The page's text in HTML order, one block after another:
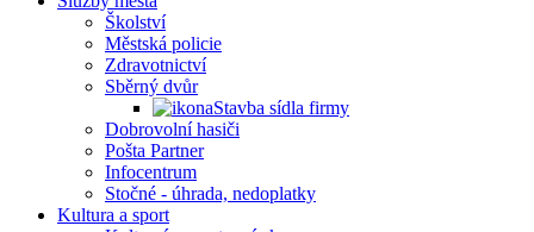
Školství
Městská policie
Zdravotnictví
Sběrný dvůr
Stavba sídla firmy
Dobrovolní hasiči
Pošta Partner
Infocentrum
Stočné - úhrada, nedoplatky
Kultura a sport